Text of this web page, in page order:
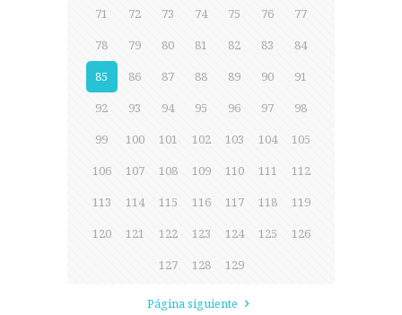
71
72 73 74 75 76
77
78
79 80 81 82 83
84
85
86 87 88 89 90
91
92
93 94 95 96 97
98
99
100 101 102 103 104
105
106
107 108 109 110 111
112
113
114 115 116 117 118
119
120
121 122 123 124 125
126
127
128 129
Página siguiente